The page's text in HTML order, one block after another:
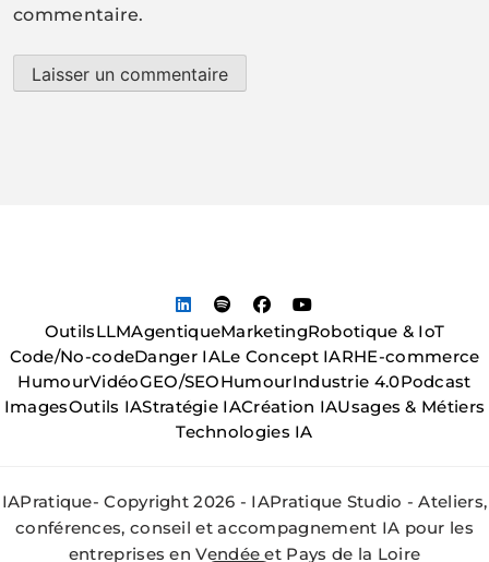
commentaire.
OutilsLLMAgentiqueMarketingRobotique & IoT
Code/No-codeDanger IALe Concept IARHE-commerce
HumourVidéoGEO/SEOHumourIndustrie 4.0Podcast
ImagesOutils IAStratégie IACréation IAUsages & Métiers
Technologies IA
IAPratique- Copyright 2026 - IAPratique Studio - Ateliers,
conférences, conseil et accompagnement IA pour les
entreprises en Vendée et Pays de la Loire